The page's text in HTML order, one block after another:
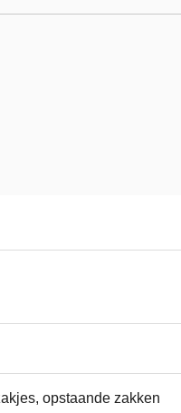
opstaande zakken